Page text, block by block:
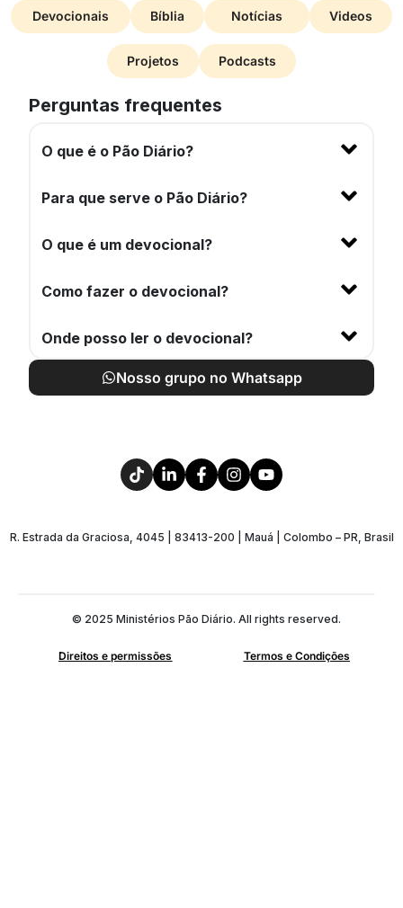
Devocionais Bíblia Notícias Videos
Projetos Podcasts
Perguntas frequentes
O que é o Pão Diário?
Para que serve o Pão Diário?
O que é um devocional?
Como fazer o devocional?
Onde posso ler o devocional?
Nosso grupo no Whatsapp
R. Estrada da Graciosa, 4045 | 83413-200 | Mauá | Colombo – PR, Brasil
© 2025 Ministérios Pão Diário. All rights reserved.
Direitos e permissões Termos e Condições